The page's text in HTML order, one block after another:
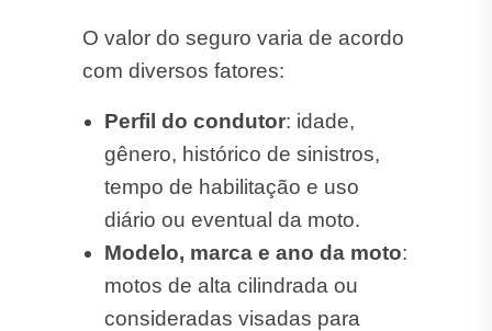
O valor do seguro varia de acordo
com diversos fatores:
Perfil do condutor: idade,
gênero, histórico de sinistros,
tempo de habilitação e uso
diário ou eventual da moto.
Modelo, marca e ano da moto:
motos de alta cilindrada ou
consideradas visadas para